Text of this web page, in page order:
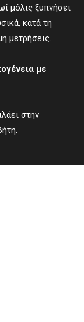
μόλις ξυπνήσει
κατά τη
μετρήσεις.
με
στην